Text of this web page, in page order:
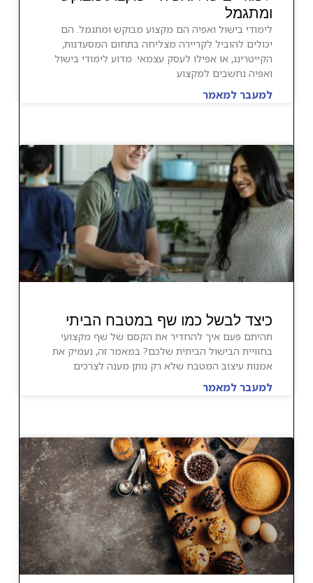
ומתגמל
לימודי בישול ואפיה הם מקצוע מבוקש ומתגמל. הם
יכולים להוביל לקריירה מצליחה בתחום המסעדנות,
הקייטרינג, או אפילו לעסק עצמאי. מדוע לימודי בישול
ואפיה נחשבים למקצוע
למעבר למאמר
כיצד לבשל כמו שף במטבח הביתי
תהיתם פעם איך להחדיר את הקסם של שף מקצועי
בחוויית הבישול הביתית שלכם? במאמר זה, נעמיק את
אמנות עיצוב המטבח שלא רק נותן מענה לצרכים
למעבר למאמר